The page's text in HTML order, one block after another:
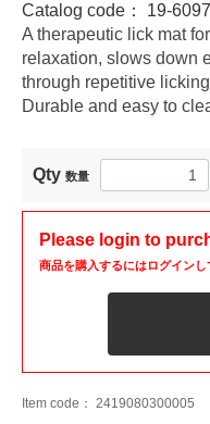
Catalog code： 19-
A therapeutic lick mat
relaxation, slows down
through repetitive
Durable and easy to
Qty 数量
Please login to
商品を購入するにはログインし
Item code： 2419080300005